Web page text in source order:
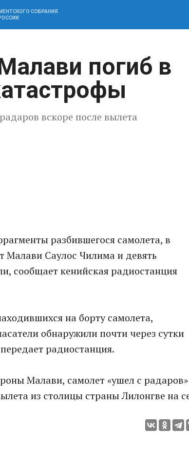
СОБРАНИЯ
погиб в
вскоре после вылета
разбившегося самолета, в
Малави Саулос Чилима и девять
сообщает кенийская радиостанция
на борту самолета,
обнаружили почти через сутки
радиостанция.
Малави, самолет «ушел с радаров»
из столицы страны Лилонгве на